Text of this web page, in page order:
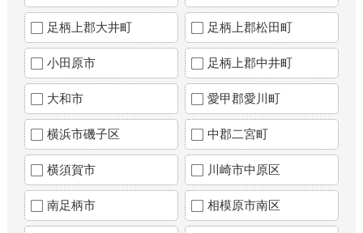
足柄上郡大井町 足柄上郡松田町
小田原市 足柄上郡中井町
大和市 愛甲郡愛川町
横浜市磯子区 中郡二宮町
横須賀市 川崎市中原区
南足柄市 相模原市南区